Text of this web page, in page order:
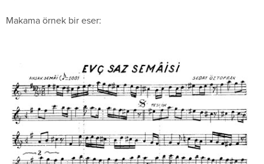
Makama örnek bir eser: